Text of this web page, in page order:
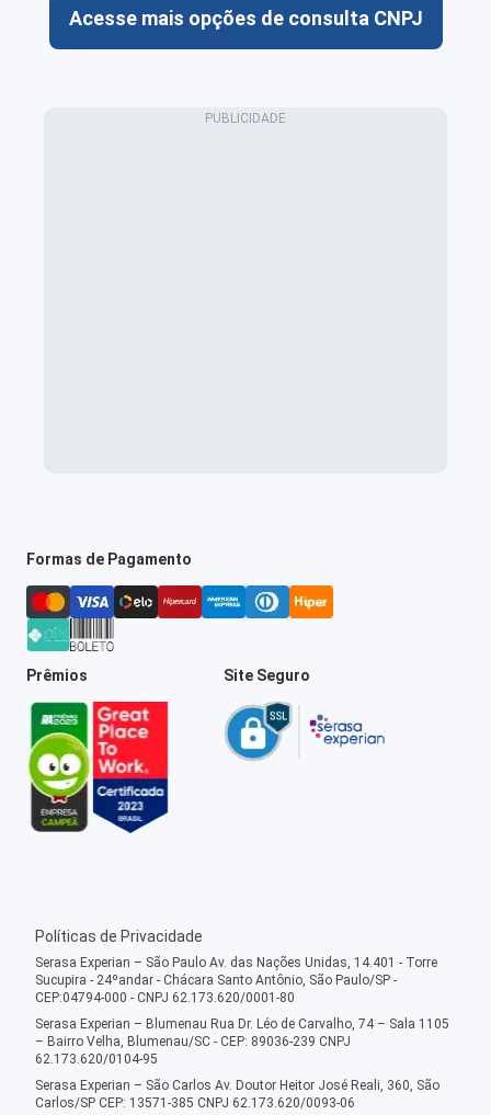
Acesse mais opções de consulta CNPJ
Formas de Pagamento
Prêmios Site Seguro
Políticas de Privacidade
Serasa Experian – São Paulo Av. das Nações Unidas, 14.401 - Torre
Sucupira - 24ºandar - Chácara Santo Antônio, São Paulo/SP -
CEP:04794-000 - CNPJ 62.173.620/0001-80
Serasa Experian – Blumenau Rua Dr. Léo de Carvalho, 74 – Sala 1105
– Bairro Velha, Blumenau/SC - CEP: 89036-239 CNPJ
62.173.620/0104-95
Serasa Experian – São Carlos Av. Doutor Heitor José Reali, 360, São
Carlos/SP CEP: 13571-385 CNPJ 62.173.620/0093-06